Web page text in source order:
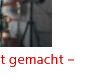
gemacht –